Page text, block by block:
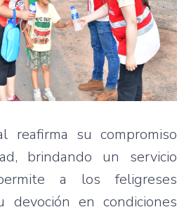
reafirma su compromiso
brindando un servicio
a los feligreses
devoción en condiciones